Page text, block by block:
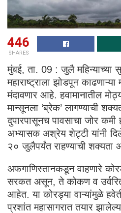
446
SHARES
मुंबई, ता. 09 : जुलै महिन्याच्या
महाराष्ट्राला झोडपून
मंदावणार आहे. हवामानातील
मान्सूनला ‘ब्रेक’ लागण्याची
दुपारपासूनच पावसाचा जोर कमी
अभ्यासक अश्रेय शेट्टी यांनी
२० जुलैपर्यंत राहण्याची शक्यता
अफगाणिस्तानकडून वाहणारे
सरकत असून, ते कोकण व उर्वरित
आहेत. या कोरड्या वाऱ्यांमुळे
प्रशांत महासागरात तयार